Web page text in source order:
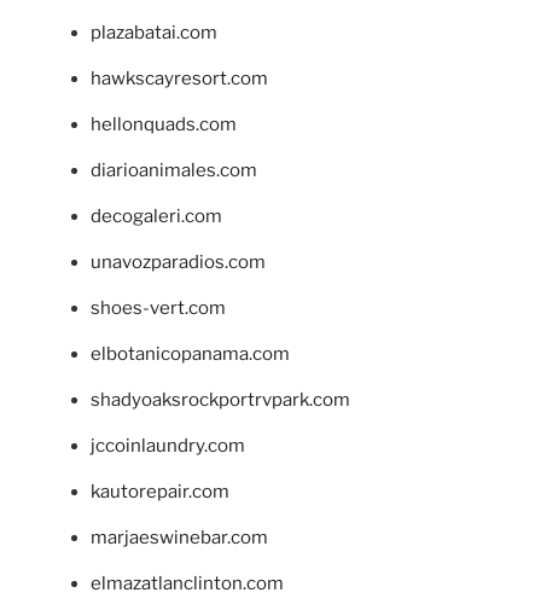
plazabatai.com
hawkscayresort.com
hellonquads.com
diarioanimales.com
decogaleri.com
unavozparadios.com
shoes-vert.com
elbotanicopanama.com
shadyoaksrockportrvpark.com
jccoinlaundry.com
kautorepair.com
marjaeswinebar.com
elmazatlanclinton.com